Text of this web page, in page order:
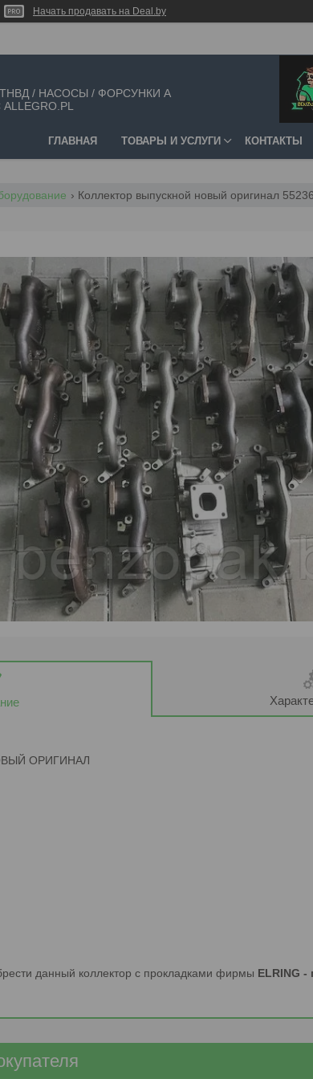
Начать продавать на Deal.by
ТНВД / НАСОСЫ / ФОРСУНКИ А
ГЛАВНАЯ ТОВАРЫ И УСЛУГИ КОНТАКТЫ
Коллектор выпускной новый оригинал
ОРИГИНАЛ
данный коллектор с прокладками фирмы ELRING -